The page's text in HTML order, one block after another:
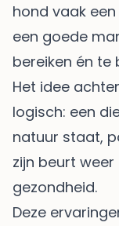
hond vaak
een goede
bereiken én te
Het idee
logisch: een
natuur staat,
zijn beurt
gezondheid.
Deze